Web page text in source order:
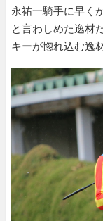
永祐一騎手に早く
と言わしめた逸材
キーが惚れ込む逸